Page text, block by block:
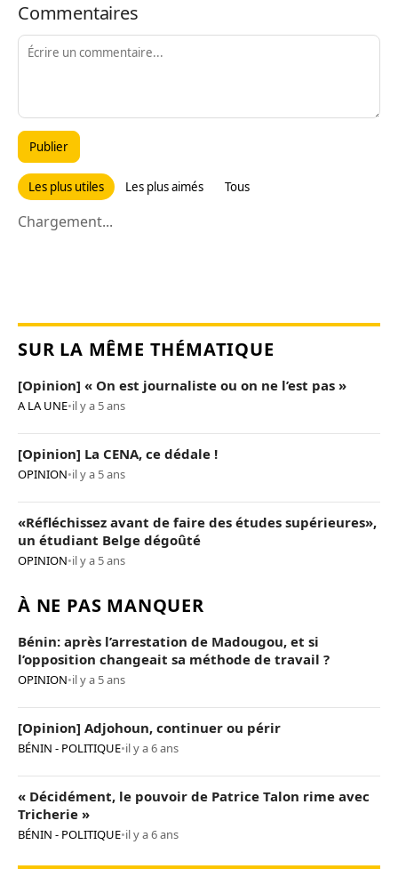
Commentaires
Publier
Les plus utiles Les plus aimés Tous
Chargement...
SUR LA MÊME THÉMATIQUE
[Opinion] « On est journaliste ou on ne l’est pas »
A LA UNE•il y a 5 ans
[Opinion] La CENA, ce dédale !
OPINION•il y a 5 ans
«Réfléchissez avant de faire des études supérieures»,
un étudiant Belge dégoûté
OPINION•il y a 5 ans
À NE PAS MANQUER
Bénin: après l’arrestation de Madougou, et si
l’opposition changeait sa méthode de travail ?
OPINION•il y a 5 ans
[Opinion] Adjohoun, continuer ou périr
BÉNIN - POLITIQUE•il y a 6 ans
« Décidément, le pouvoir de Patrice Talon rime avec
Tricherie »
BÉNIN - POLITIQUE•il y a 6 ans